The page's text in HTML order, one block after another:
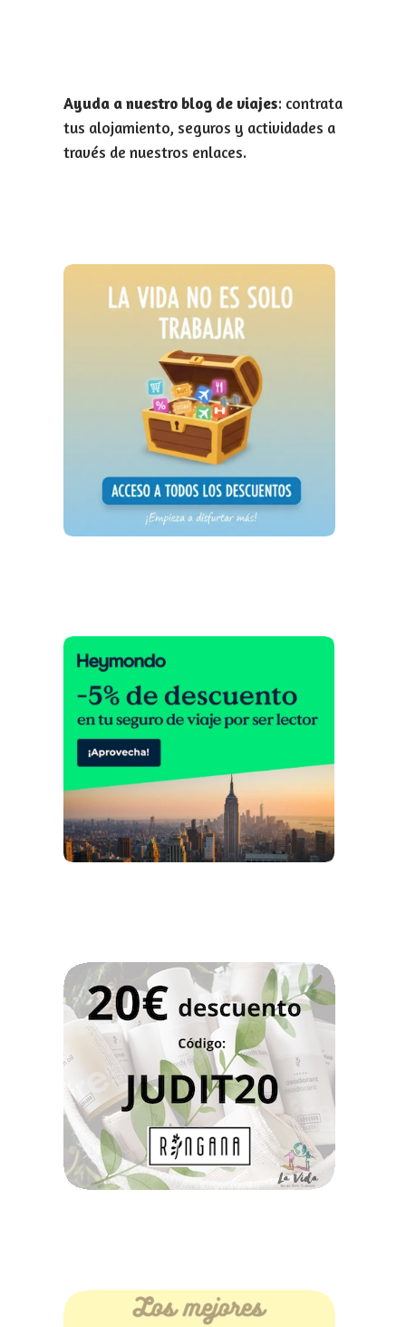
Ayuda a nuestro blog de viajes: contrata
tus alojamiento, seguros y actividades a
través de nuestros enlaces.